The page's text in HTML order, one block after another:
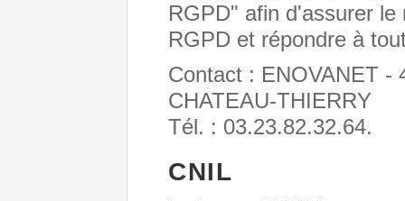
RGPD" afin d'assurer
RGPD et répondre à
Contact : ENOVANET -
CHATEAU-THIERRY
Tél. : 03.23.82.32.64.
CNIL